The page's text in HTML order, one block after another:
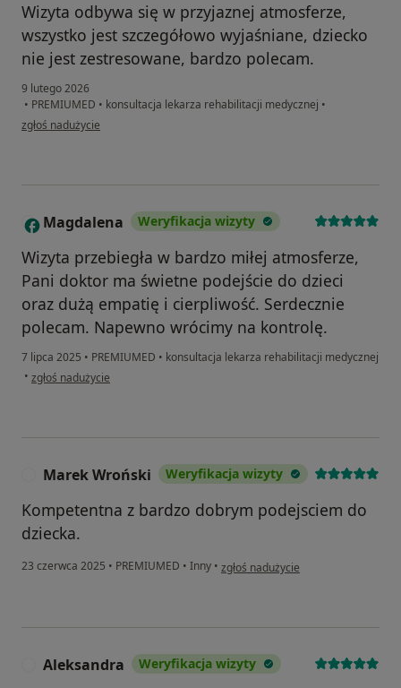
Wizyta odbywa się w przyjaznej atmosferze,
wszystko jest szczegółowo wyjaśniane, dziecko
nie jest zestresowane, bardzo polecam.
9 lutego 2026
• PREMIUMED • konsultacja lekarza rehabilitacji medycznej •
w opinii użytkownika Justyna
zgłoś nadużycie
M Magdalena Weryfikacja wizyty
Wizyta przebiegła w bardzo miłej atmosferze,
Pani doktor ma świetne podejście do dzieci
oraz dużą empatię i cierpliwość. Serdecznie
polecam. Napewno wrócimy na kontrolę.
7 lipca 2025 • PREMIUMED • konsultacja lekarza rehabilitacji medycznej
• w opinii użytkownika Magdalena
zgłoś nadużycie
Marek Wroński Weryfikacja wizyty
Kompetentna z bardzo dobrym podejsciem do
dziecka.
23 czerwca 2025 • PREMIUMED • Inny • w opinii użytkownika Marek Wroński
zgłoś nadużycie
Aleksandra Weryfikacja wizyty